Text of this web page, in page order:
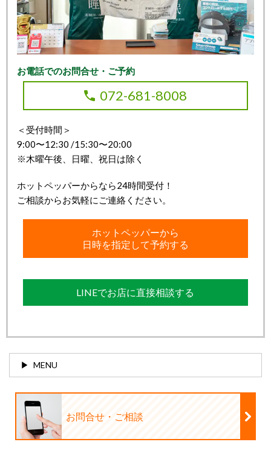
お電話でのお問合せ・ご予約
072-681-8008
＜受付時間＞
9:00〜12:30 /15:30〜20:00
※木曜午後、日曜、祝日は除く
ホットペッパーからなら24時間受付！
ご相談からお気軽にご連絡ください。
ホットペッパーから
日時を指定して予約する
LINEでお店に直接相談する
MENU
お問合せ・ご相談